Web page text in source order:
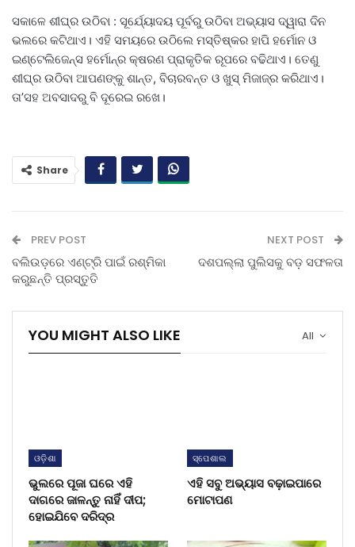
ସକାଳେ ଶୀଘ୍ର ଉଠିବା : ସୂର୍ଯ୍ୟୋଦୟ ପୂର୍ବରୁ ଉଠିବା ଅଭ୍ୟାସ ଦ୍ୱାରା ଦିନ
ଭଲରେ କଟିଥାଏ। ଏହି ସମୟରେ ଉଠିଲେ ମସ୍ତିଷ୍କର ହାପି ହର୍ମୋନ ଓ
ଇଣ୍ଟେଲିଜେନ୍ସ ହର୍ମୋନ୍‌ର କ୍ଷରଣ ପ୍ରାକୃତିକ ରୂପରେ ବଢିଥାଏ। ତେଣୁ
ଶୀଘ୍ର ଉଠିବା ଆପଣଙ୍କୁ ଶାନ୍ତ, ବିଚାରବନ୍ତ ଓ ଖୁସ୍‌ ମିଜାଜ୍‌ର କରିଥାଏ।
ତା’ସହ ଅବସାଦରୁ ବି ଦୂରେଇ ରଖେ।
Share
PREV POST
ବଲିଉଡ଼ରେ ଏଣ୍ଟ୍ରି ପାଇଁ ରଶ୍ମିକା
କରୁଛନ୍ତି ପ୍ରସ୍ତୁତି
NEXT POST
ଦଶପଲ୍ଲା ପୁଲିସକୁ ବଡ଼ ସଫଳତା
All
YOU MIGHT ALSO LIKE
ଓଡ଼ିଶା
ଭୁଲରେ ପୂଜା ଘରେ ଏହି
ଦାଗରେ ଜାଳନ୍ତୁ ନାହିଁ ଦୀପ;
ହୋଇଯିବେ ଦରିଦ୍ର
ସ୍ପେଶାଲ
ଏହି ସବୁ ଅଭ୍ୟାସ ବଢ଼ାଇପାରେ
ମୋଟାପଣ